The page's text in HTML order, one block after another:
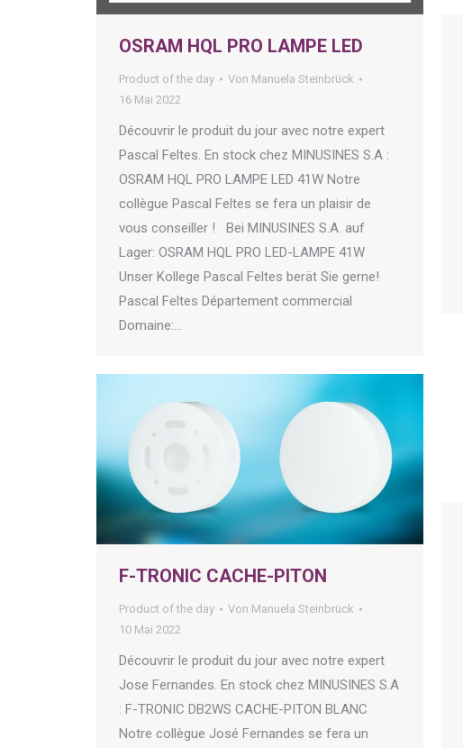
OSRAM HQL PRO LAMPE LED
Product of the day Von Manuela Steinbrück
16 Mai 2022
Découvrir le produit du jour avec notre expert
Pascal Feltes. En stock chez MINUSINES S.A :
OSRAM HQL PRO LAMPE LED 41W Notre
collègue Pascal Feltes se fera un plaisir de
vous conseiller ! Bei MINUSINES S.A. auf
Lager: OSRAM HQL PRO LED-LAMPE 41W
Unser Kollege Pascal Feltes berät Sie gerne!
Pascal Feltes Département commercial
Domaine:…
F-TRONIC CACHE-PITON
Product of the day Von Manuela Steinbrück
10 Mai 2022
Découvrir le produit du jour avec notre expert
Jose Fernandes. En stock chez MINUSINES S.A
: F-TRONIC DB2WS CACHE-PITON BLANC
Notre collègue José Fernandes se fera un